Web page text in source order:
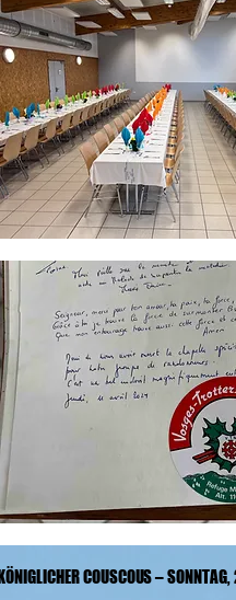
COUSCOUS –
COUSCOUS –